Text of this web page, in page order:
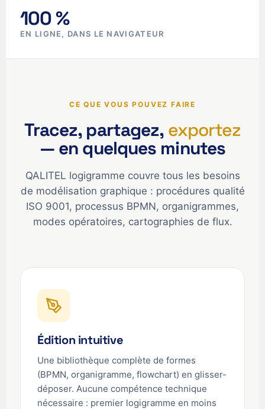
100 %
EN LIGNE, DANS LE NAVIGATEUR
CE QUE VOUS POUVEZ FAIRE
Tracez, partagez, exportez
— en quelques minutes
QALITEL logigramme couvre tous les besoins
de modélisation graphique : procédures qualité
ISO 9001, processus BPMN, organigrammes,
modes opératoires, cartographies de flux.
Édition intuitive
Une bibliothèque complète de formes
(BPMN, organigramme, flowchart) en glisser-
déposer. Aucune compétence technique
nécessaire : premier logigramme en moins